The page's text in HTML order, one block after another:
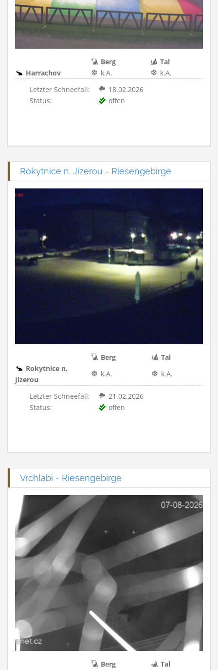
Berg
Tal
Harrachov
k.A.
k.A.
Letzter Schneefall:
18.02.2026
Status:
offen
Rokytnice n. Jizerou - Riesengebirge
Berg
Tal
Rokytnice n.
Jizerou
k.A. k.A.
Letzter Schneefall:
21.02.2026
Status:
offen
Vrchlabi - Riesengebirge
Berg
Tal